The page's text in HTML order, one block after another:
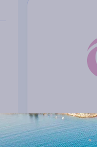
Hôtel Bordoy
Voyage Espagne &
Majorque
3 à 14 nuits